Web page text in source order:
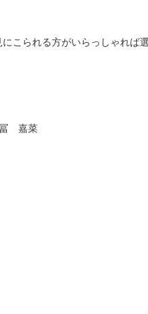
こられる方がいらっしゃれば
嘉菜